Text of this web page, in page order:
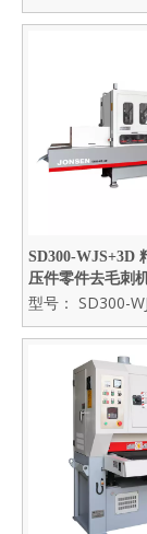
SD300-WJS+3D
压件零件去毛刺
型号： SD300-